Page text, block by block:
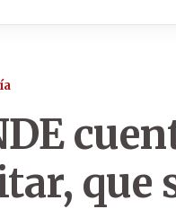
que